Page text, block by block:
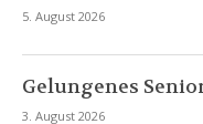
5. August 2026
Gelungenes
3. August 2026